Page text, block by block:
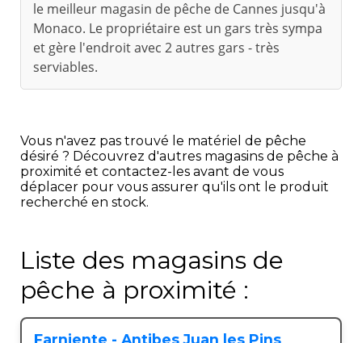
le meilleur magasin de pêche de Cannes jusqu'à
Monaco. Le propriétaire est un gars très sympa
et gère l'endroit avec 2 autres gars - très
serviables.
Vous n'avez pas trouvé le matériel de pêche
désiré ? Découvrez d'autres magasins de pêche à
proximité et contactez-les avant de vous
déplacer pour vous assurer qu'ils ont le produit
recherché en stock.
Liste des magasins de
pêche à proximité :
Farniente - Antibes Juan les Pins